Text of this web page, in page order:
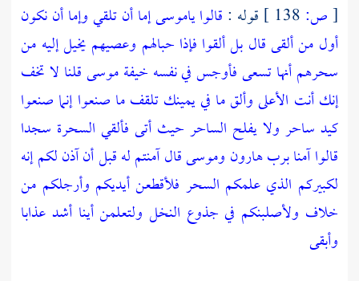
[ص: قوله : قالوا ياموسى إما أن تلقي وإما أن نكون
أول من ألقى قال بل ألقوا فإذا حبالهم وعصيهم يخيل إليه من
سحرهم أنها تسعى فأوجس في نفسه خيفة موسى قلنا لا تخف
إنك أنت الأعلى وألق ما في يمينك تلقف ما صنعوا إنما صنعوا
كيد ساحر ولا يفلح الساحر حيث أتى فألقي السحرة سجدا
قالوا آمنا برب هارون وموسى قال آمنتم له قبل أن آذن لكم إنه
لكبيركم الذي علمكم السحر فلأقطعن أيديكم وأرجلكم من
خلاف ولأصلبنكم في جذوع النخل ولتعلمن أينا أشد عذابا
وأبقى